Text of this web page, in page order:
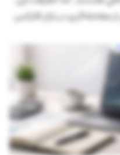
در بازار فارکس